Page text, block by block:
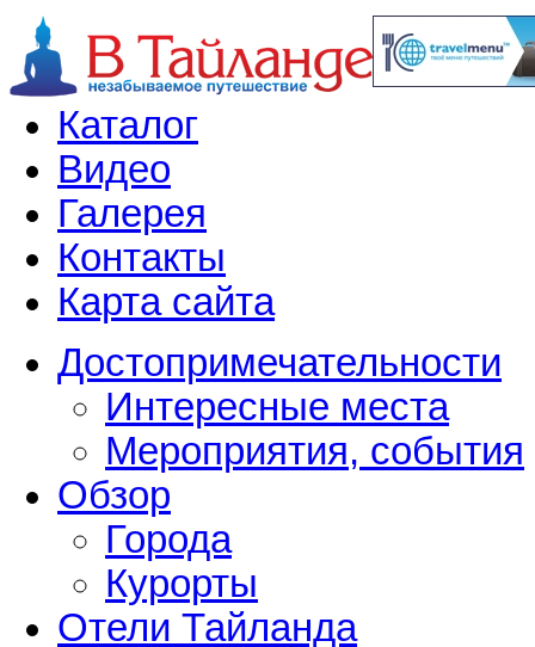
Каталог
Видео
Галерея
Контакты
Карта сайта
Достопримечательности
Интересные места
Мероприятия, события
Обзор
Города
Курорты
Отели Тайланда